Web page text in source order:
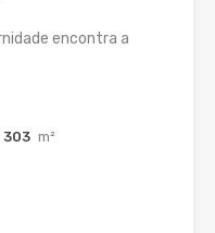
encontra a
303 m²